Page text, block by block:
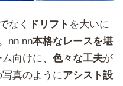
なく ドリフト を大いに
nn nn本格なレースを堪
向けに、色々な工夫が
真のようにアシスト設